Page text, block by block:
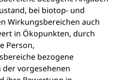
bei biotop- und
Wirkungsbereichen auch
in Ökopunkten, durch
Person,
bezogene
der vorgesehenen